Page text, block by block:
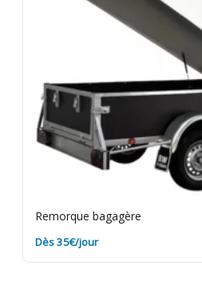
Remorque bagagère
Dès 35€/jour